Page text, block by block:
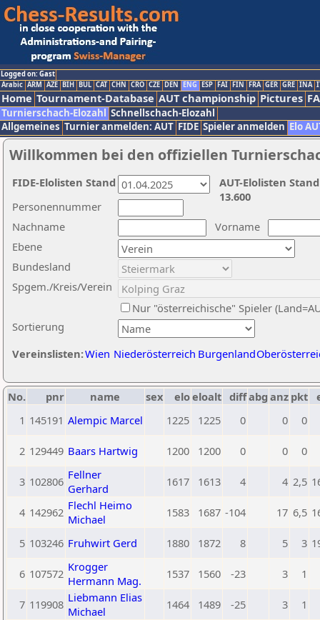
Logged on: Gast
Arabic ARM AZE BIH BUL CAT CHN CRO CZE DEN ENG ESP FAI FIN FRA GER GRE INA
Home Tournament-Database AUT championship Pictures
Turnierschach-Elozahl Schnellschach-Elozahl
Allgemeines Turnier anmelden: AUT FIDE Spieler anmelden Elo
Willkommen bei den offiziellen
Nachname
Vorname
Ebene
Sortierung
Personennummer
Bundesland
Spgem./Kreis/Verein
Nur "österreichische" Spieler
Vereinslisten:Wien Niederösterreich Burgenland
AUT-Elolisten
13.600
FIDE-Elolisten Stand
No. pnr name sex eloeloalt diffabg anz pkt
1 145191 Alempic Marcel 1225 1225 0 0 0
2 129449 Baars Hartwig 1200 1200 0 0 0
3 102806 Fellner
Gerhard
1617 1613 4 4 2,5
4 142962 Flechl Heimo
Michael
1583 1687 -104 17 6,5
5 103246 Fruhwirt Gerd 1880 1872 8 5 3
6 107572 Krogger
Hermann Mag.
1537 1560 -23 3 1
7 119908 Liebmann Elias
Michael
1464 1489 -25 3 1